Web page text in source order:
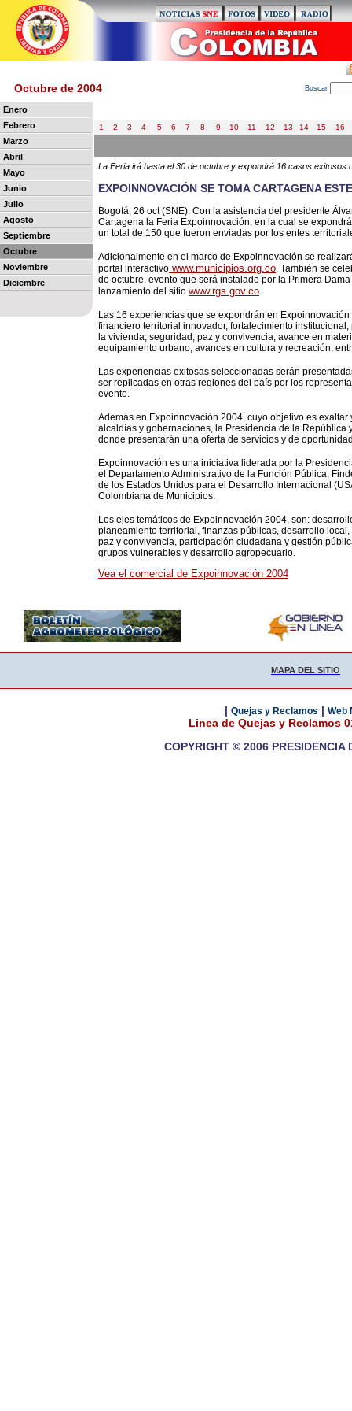
Octubre de 2004 Buscar
Enero
Febrero
Marzo
Abril
Mayo
Junio
Julio
Agosto
Septiembre
Octubre
Noviembre
Diciembre
1 2 3 4 5 6 7 8 9 10 11 12 13 14 15 16
La Feria irá hasta el 30 de octubre y expondrá 16 casos exitosos
EXPOINNOVACIÓN SE TOMA CARTAGENA
Bogotá, 26 oct (SNE). Con la asistencia del presidente
Cartagena la Feria Expoinnovación, en la cual se
un total de 150 que fueron enviadas por los entes
Adicionalmente en el marco de Expoinnovación se
portal interactivo www.municipios.org.co. También se
de octubre, evento que será instalado por la Primera
lanzamiento del sitio www.rgs.gov.co.
Las 16 experiencias que se expondrán en
financiero territorial innovador, fortalecimiento
la vivienda, seguridad, paz y convivencia, avance en
equipamiento urbano, avances en cultura y recreación,
Las experiencias exitosas seleccionadas serán
ser replicadas en otras regiones del país por los
evento.
Además en Expoinnovación 2004, cuyo objetivo es
alcaldías y gobernaciones, la Presidencia de la
donde presentarán una oferta de servicios y de
Expoinnovación es una iniciativa liderada por la
el Departamento Administrativo de la Función Pública,
de los Estados Unidos para el Desarrollo Internacional
Colombiana de Municipios.
Los ejes temáticos de Expoinnovación 2004, son:
planeamiento territorial, finanzas públicas, desarrollo
paz y convivencia, participación ciudadana y gestión
grupos vulnerables y desarrollo agropecuario.
Vea el comercial de Expoinnovación 2004
MAPA DEL SITIO
| Quejas y Reclamos | Web
Linea de Quejas y Reclamos
COPYRIGHT © 2006 PRESIDENCIA